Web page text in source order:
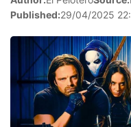
Published:29/04/2025